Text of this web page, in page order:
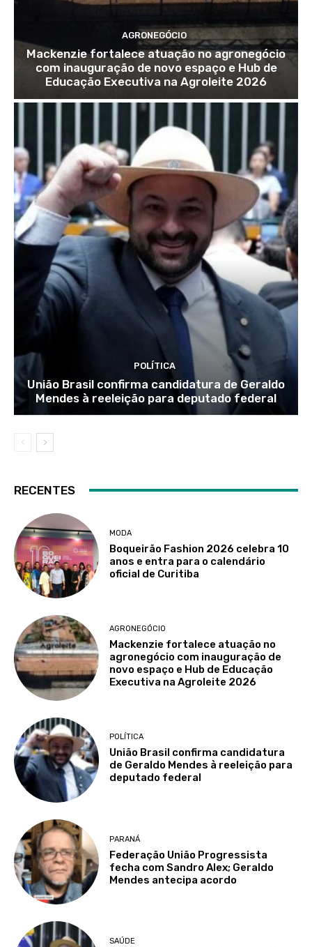
AGRONEGÓCIO
Mackenzie fortalece atuação no agronegócio
com inauguração de novo espaço e Hub de
Educação Executiva na Agroleite 2026
POLÍTICA
União Brasil confirma candidatura de Geraldo
Mendes à reeleição para deputado federal
RECENTES
MODA
Boqueirão Fashion 2026 celebra 10
anos e entra para o calendário
oficial de Curitiba
AGRONEGÓCIO
Mackenzie fortalece atuação no
agronegócio com inauguração de
novo espaço e Hub de Educação
Executiva na Agroleite 2026
POLÍTICA
União Brasil confirma candidatura
de Geraldo Mendes à reeleição para
deputado federal
PARANÁ
Federação União Progressista
fecha com Sandro Alex; Geraldo
Mendes antecipa acordo
SAÚDE